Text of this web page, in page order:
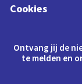
Cookies
Ontvang jij de
te melden en